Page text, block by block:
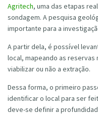
Agritech, uma das etapas
sondagem. A pesquisa
importante para a
A partir dela, é possível
local, mapeando as
viabilizar ou não a extração.
Dessa forma, o primeiro
identificar o local para ser
deve-se definir a